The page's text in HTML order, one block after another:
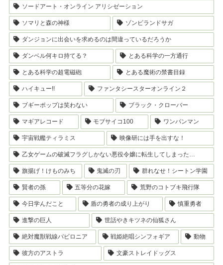
ソードアート・オンライン アリシゼーション
ソマリと森の神様 ゾンビランドサガ
ダンジョンに出会いを求めるのは間違っているだろうか
ダンベル何キロ持てる？ とある科学の一方通行
とある科学の超電磁砲 とある魔術の禁書目録
ハイキュー!! ファンタシースターオンライン２
ブギーポップは笑わない ブラック・クローバー
マギアレコード モブサイコ100 ワンパンマン
宇宙戦艦ティラミス 映像研には手を出すな！
乙女ゲームの破滅フラグしかない悪役令嬢に転生してしまった…
旗揚げ！けものみち 鬼滅の刃 群れなせ！シートン学園
賢者の孫 五等分の花嫁 荒野のコトブキ飛行隊
今日学んだこと 盾の勇者の成り上がり 慎重勇者
進撃の巨人 世話やきキツネの仙狐さん
絶対魔獣戦線バビロニア 戦姫絶唱シンフォギア 動物
彼方のアストラ 文豪ストレイドッグス